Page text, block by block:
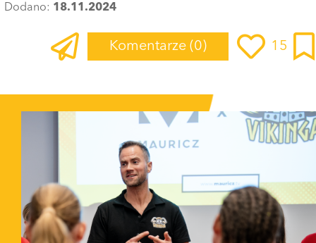
Dodano: 18.11.2024
Komentarze (0) 15